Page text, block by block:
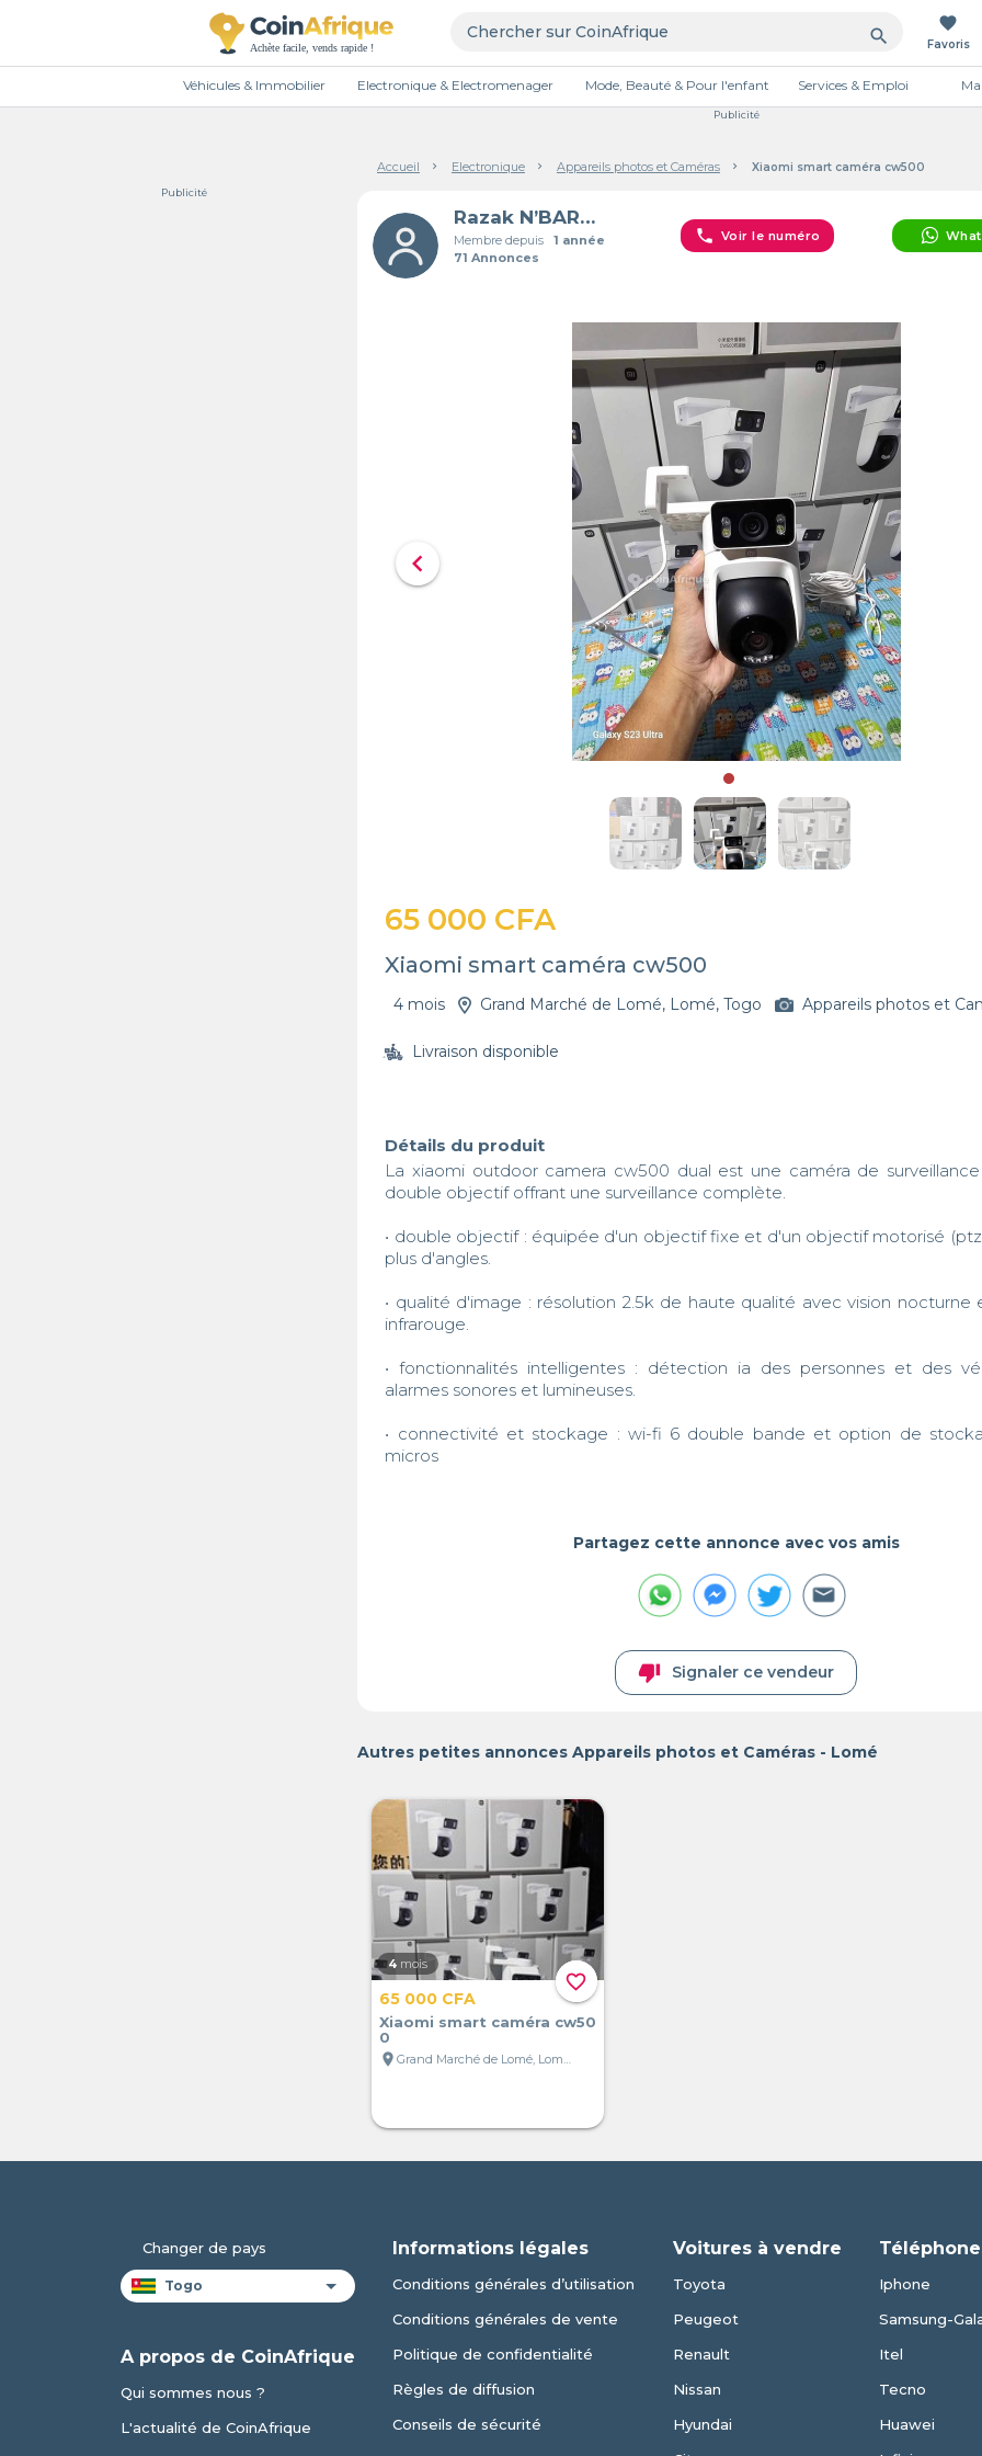
search
favorite
Favoris
Véhicules & Immobilier Electronique & Electromenager Mode, Beauté & Pour l'enfant Services & Emploi
Publicité
Accueil Electronique Appareils photos et Caméras Xiaomi smart caméra cw500
Publicité
Razak N’BARMA
Membre depuis1 année
71 Annonces
phone Voir le numéro
chevron_left
65 000 CFA
Xiaomi smart caméra cw500
4 mois Grand Marché de Lomé, Lomé, Togo Appareils photos et
Livraison disponible
Détails du produit
La xiaomi outdoor camera cw500 dual est une caméra de
double objectif offrant une surveillance complète.
• double objectif : équipée d'un objectif fixe et d'un objectif motorisé
plus d'angles.
• qualité d'image : résolution 2.5k de haute qualité avec vision nocturne
infrarouge.
• fonctionnalités intelligentes : détection ia des personnes et des
alarmes sonores et lumineuses.
• connectivité et stockage : wi-fi 6 double bande et option de
micros
Partagez cette annonce avec vos amis
thumb_down Signaler ce vendeur
Autres petites annonces Appareils photos et Caméras - Lomé
favorite_border
4 mois
65 000 CFA
Xiaomi smart caméra cw50
0
location_on
Grand Marché de Lomé, Lomé, Togo
Changer de pays
A propos de CoinAfrique
Qui sommes nous ?
L'actualité de CoinAfrique
Informations légales
Conditions générales d’utilisation
Conditions générales de vente
Politique de confidentialité
Règles de diffusion
Conseils de sécurité
Voitures à vendre
Toyota
Peugeot
Renault
Nissan
Hyundai
Iphone
Samsung-
Itel
Tecno
Huawei